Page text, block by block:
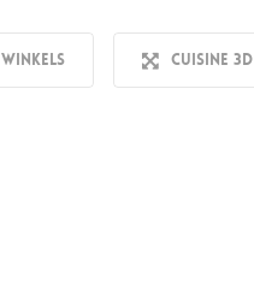
Winkels Cuisine 3D